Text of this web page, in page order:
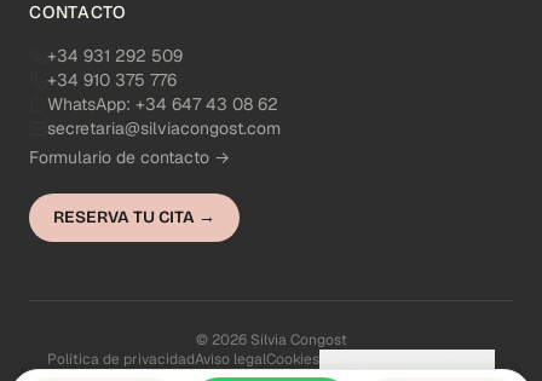
CONTACTO
+34 931 292 509
+34 910 375 776
WhatsApp: +34 647 43 08 62
secretaria@silviacongost.com
Formulario de contacto →
RESERVA TU CITA →
© 2026 Silvia Congost
Política de privacidadAviso legalCookies